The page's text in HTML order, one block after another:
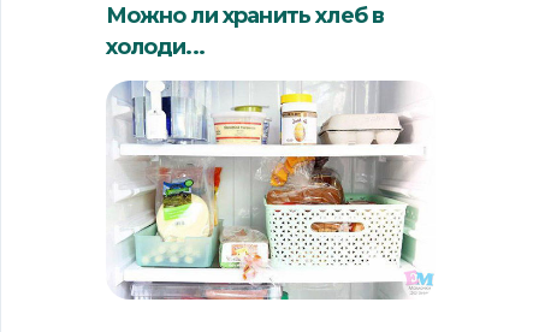
Можно ли хранить хлеб в
холоди...